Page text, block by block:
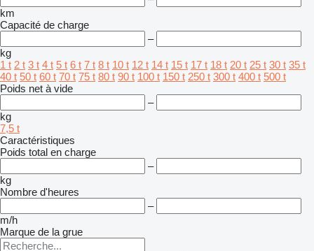
km
Capacité de charge
–
kg
1 t 2 t 3 t 4 t 5 t 6 t 7 t 8 t 10 t 12 t 14 t 15 t 17 t 18 t 20 t 25 t 30 t 35 t
40 t 50 t 60 t 70 t 75 t 80 t 90 t 100 t 150 t 250 t 300 t 400 t 500 t
Poids net à vide
–
kg
7,5 t
Caractéristiques
Poids total en charge
–
kg
Nombre d'heures
–
m/h
Marque de la grue